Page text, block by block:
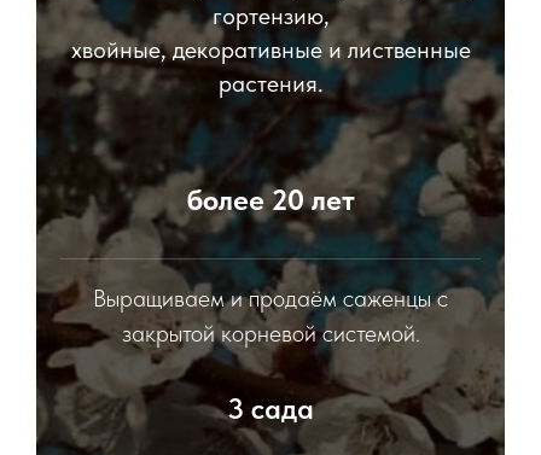
гортензию,
хвойные, декоративные и лиственные
растения.
более 20 лет
Выращиваем и продаём саженцы с
закрытой корневой системой.
3 сада